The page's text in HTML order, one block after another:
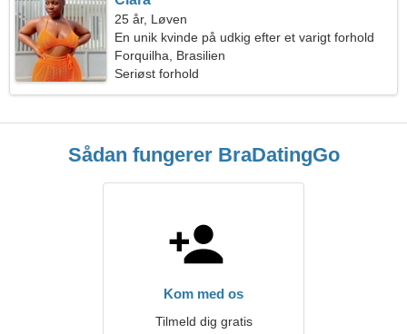
25 år, Løven
En unik kvinde på udkig efter et varigt forhold
Forquilha, Brasilien
Seriøst forhold
Sådan fungerer BraDatingGo
Kom med os
Tilmeld dig gratis